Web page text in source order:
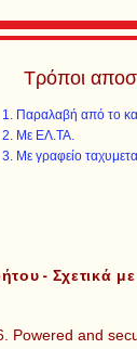
Τρόποι
Παραλαβή από το
Με ΕΛ.ΤΑ.​​
Με γραφείο
- Σχετικά
Powered and